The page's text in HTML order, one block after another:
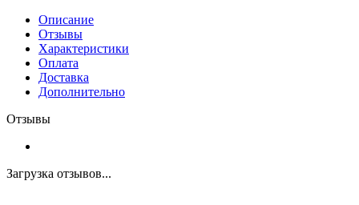
Описание
Отзывы
Характеристики
Оплата
Доставка
Дополнительно
Отзывы
Загрузка отзывов...